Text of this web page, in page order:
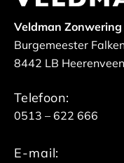
Veldman
Burgemeester
8442 LB Heerenveen
Telefoon:
0513 – 622 666
E-mail: